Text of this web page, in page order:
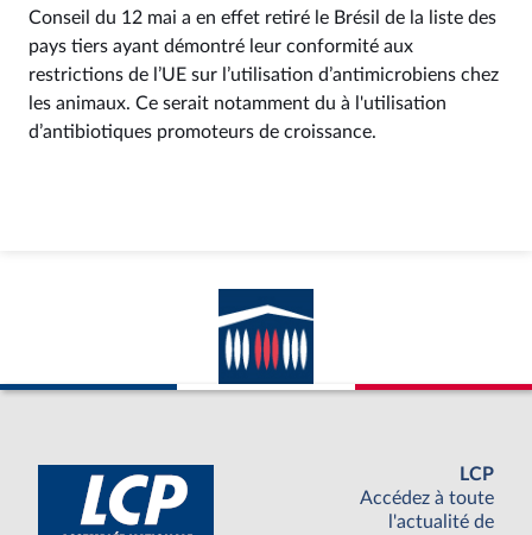
Conseil du 12 mai a en effet retiré le Brésil de la liste des
pays tiers ayant démontré leur conformité aux
restrictions de l’UE sur l’utilisation d’antimicrobiens chez
les animaux. Ce serait notamment du à l'utilisation
d’antibiotiques promoteurs de croissance.
LCP
Accédez à toute
l'actualité de